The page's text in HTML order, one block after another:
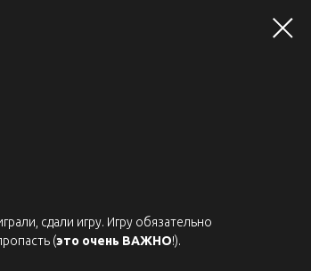
сдали игру. Игру обязательно
(это очень ВАЖНО!).